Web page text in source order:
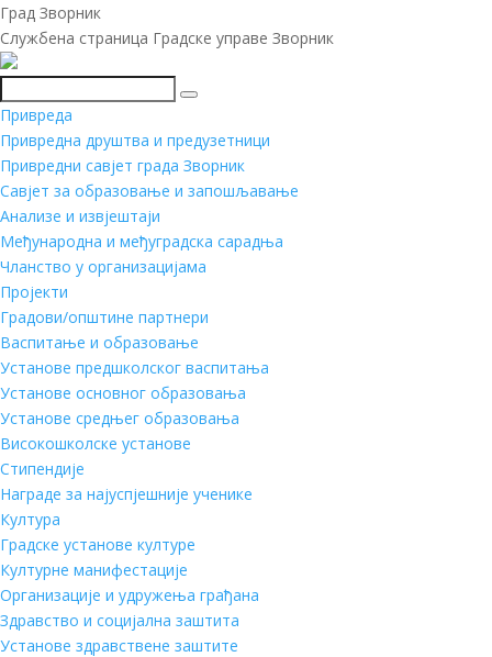
Град Зворник
Службена страница Градске управе Зворник
Претражи
Привреда
Привредна друштва и предузетници
Привредни савјет града Зворник
Савјет за образовање и запошљавање
Анализе и извјештаји
Међународна и међуградска сарадња
Чланство у организацијама
Пројекти
Градови/општине партнери
Васпитање и образовање
Установе предшколског васпитања
Установе основног образовања
Установе средњег образовања
Високошколске установе
Стипендије
Награде за најуспјешније ученике
Култура
Градске установе културе
Културне манифестације
Организације и удружења грађана
Здравство и социјална заштита
Установе здравствене заштите